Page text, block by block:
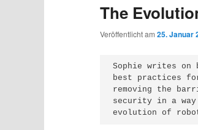
The
Veröffentlicht am25. Januar
Sophie writes on
best practices
removing the
security in a
evolution of